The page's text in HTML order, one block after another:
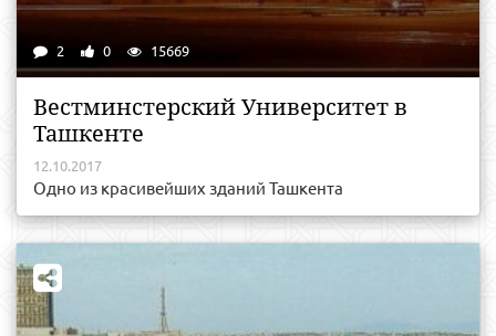
2 0 15669
Вестминстерский Университет в
Ташкенте
12.10.2017
Одно из красивейших зданий Ташкента